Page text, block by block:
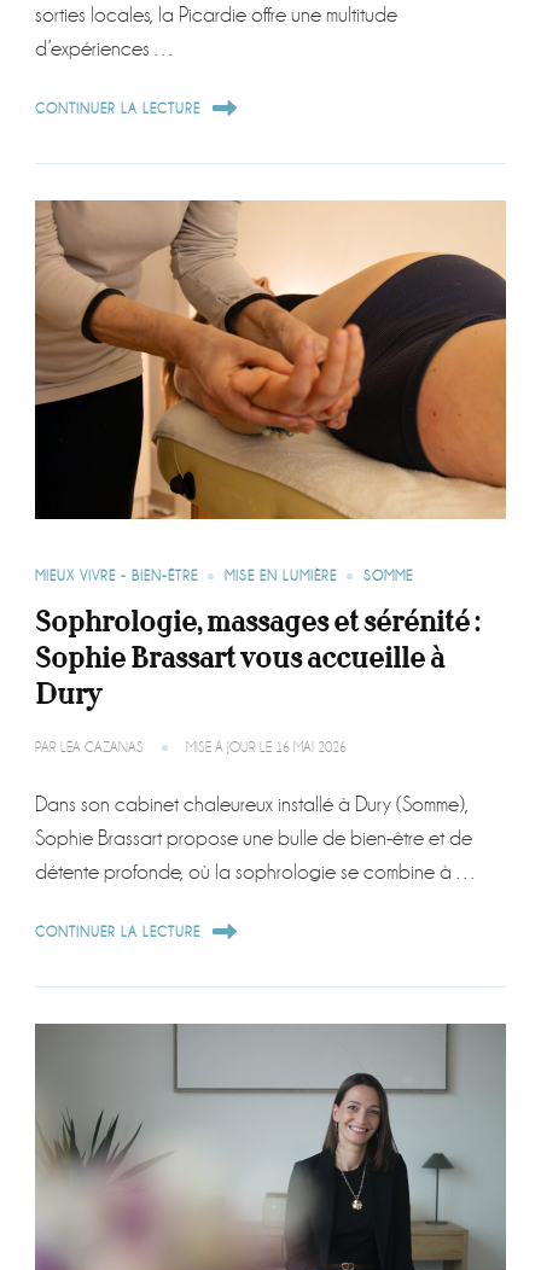
sorties locales, la Picardie offre une multitude
d’expériences …
CONTINUER LA LECTURE
MIEUX VIVRE - BIEN-ÊTRE MISE EN LUMIÈRE SOMME
Sophrologie, massages et sérénité :
Sophie Brassart vous accueille à
Dury
PAR LÉA CAZANAS MISE À JOUR LE 16 MAI 2026
Dans son cabinet chaleureux installé à Dury (Somme),
Sophie Brassart propose une bulle de bien-être et de
détente profonde, où la sophrologie se combine à …
CONTINUER LA LECTURE